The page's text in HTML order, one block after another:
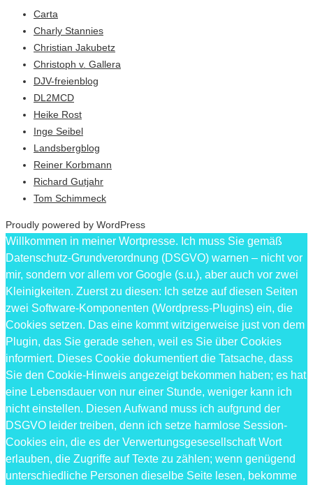
Carta
Charly Stannies
Christian Jakubetz
Christoph v. Gallera
DJV-freienblog
DL2MCD
Heike Rost
Inge Seibel
Landsbergblog
Reiner Korbmann
Richard Gutjahr
Tom Schimmeck
Proudly powered by WordPress
Willkommen in meiner Wortpresse. Ich muss Sie gemäß
Datenschutz-Grundverordnung (DSGVO) warnen – nicht vor
mir, sondern vor allem vor Google (s.u.), aber auch vor zwei
Kleinigkeiten. Zuerst zu diesen: Ich setze auf diesen Seiten
zwei Software-Komponenten (Wordpress-Plugins) ein, die
Cookies setzen. Das eine kommt witzigerweise just von dem
Plugin, das Sie gerade sehen, weil es Sie über Cookies
informiert. Dieses Cookie dokumentiert die Tatsache, dass
Sie den Cookie-Hinweis angezeigt bekommen haben; es hat
eine Lebensdauer von nur einer Stunde, weniger kann ich
nicht einstellen. Diesen Aufwand muss ich aufgrund der
DSGVO leider treiben, denn ich setze harmlose Session-
Cookies ein, die es der Verwertungsgesesellschaft Wort
erlauben, die Zugriffe auf Texte zu zählen; wenn genügend
unterschiedliche Personen dieselbe Seite lesen, bekomme